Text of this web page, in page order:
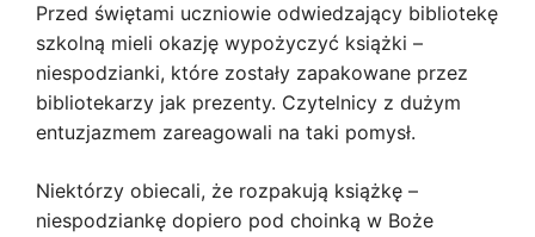
Przed świętami uczniowie odwiedzający bibliotekę
szkolną mieli okazję wypożyczyć książki –
niespodzianki, które zostały zapakowane przez
bibliotekarzy jak prezenty. Czytelnicy z dużym
entuzjazmem zareagowali na taki pomysł.
Niektórzy obiecali, że rozpakują książkę –
niespodziankę dopiero pod choinką w Boże